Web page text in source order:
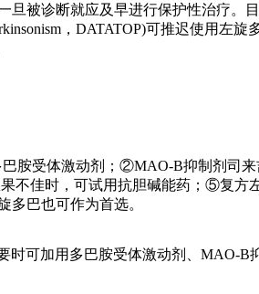
旦被诊断就应及早进行保护性治疗
，DATATOP)可推迟使用
胺受体激动剂；②MAO-B抑制剂司
不佳时，可试用抗胆碱能药；⑤复
多巴也可作为首选。
时可加用多巴胺受体激动剂、MAO-